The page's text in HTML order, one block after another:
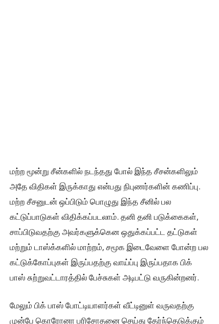
மற்ற மூன்று சீன்களில் நடந்தது போல் இந்த சீசன்களிலும்
அதே விதிகள் இருக்காது என்பது நிபுணர்களின் கணிப்பு.
மற்ற சீசனுடன் ஒப்பிடும் பொழுது இந்த சீனில் பல
கட்டுப்பாடுகள் விதிக்கப்படலாம். தனி தனி படுக்கைகள்,
சாப்பிடுவதற்கு அவர்களுக்கென ஒதுக்கப்பட்ட தட்டுகள்
மற்றும் டாஸ்க்களில் மாற்றம், சமூக இடைவேளை போன்ற பல
கட்டுக்கோப்புகள் இருப்பதற்கு வாய்ப்பு இருப்பதாக பிக்
பாஸ் சுற்றுவட்டாரத்தில் பேச்சுகள் அடிபட்டு வருகின்றனர்.
மேலும் பிக் பாஸ் போட்டியாளர்கள் வீட்டினுள் வருவதற்கு
முன்பே கொரோனா பரிசோதனை செய்து தேர்ந்தெடுக்கும்